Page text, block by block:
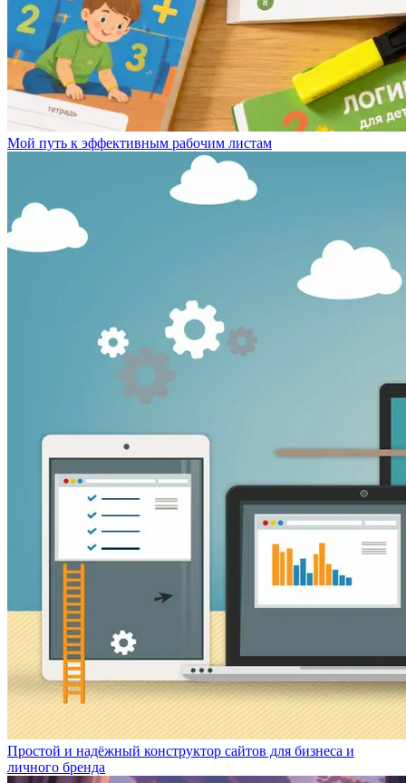
Мой путь к эффективным рабочим листам
Простой и надёжный конструктор сайтов для бизнеса и
личного бренда